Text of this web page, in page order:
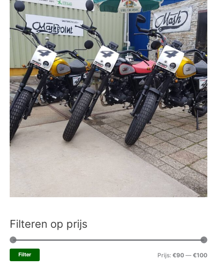
Filteren op prijs
Filter Prijs: €90 — €100